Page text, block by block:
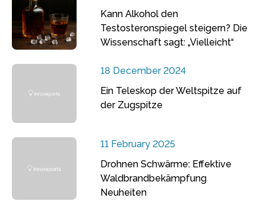
Kann Alkohol den
Testosteronspiegel steigern? Die
Wissenschaft sagt: „Vielleicht“
18 December 2024
Ein Teleskop der Weltspitze auf
der Zugspitze
11 February 2025
Drohnen Schwärme: Effektive
Waldbrandbekämpfung
Neuheiten